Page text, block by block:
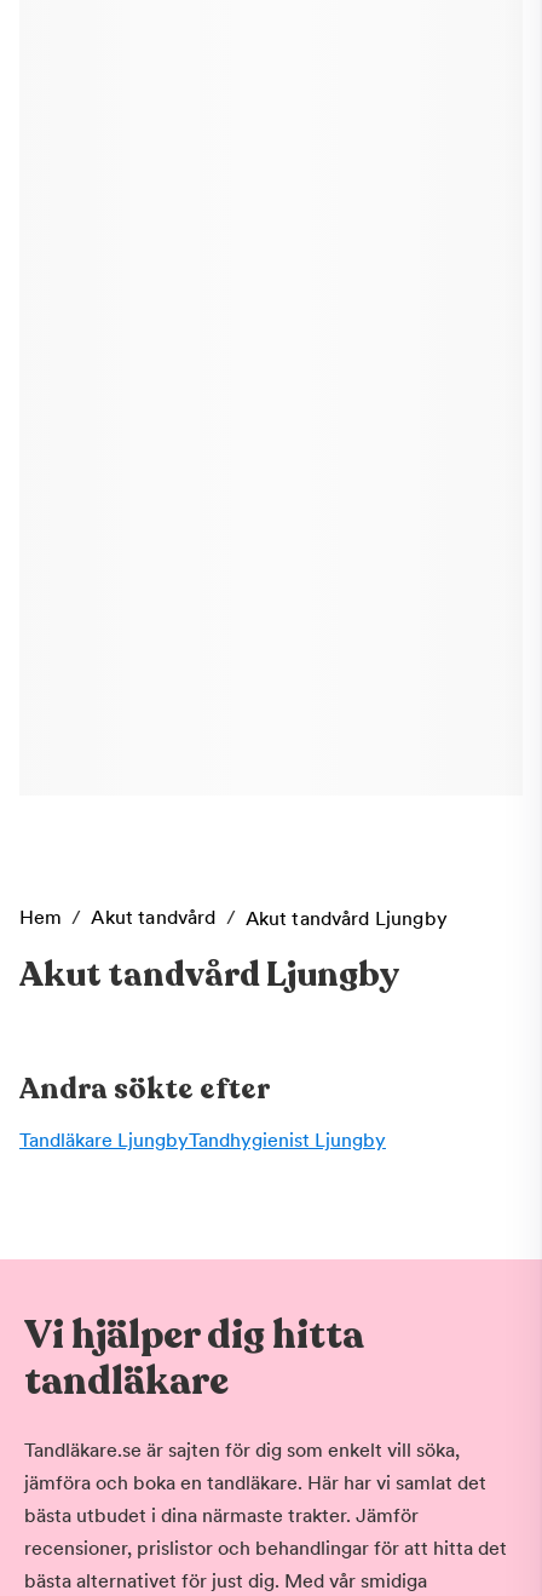
Hem / Akut tandvård / Akut tandvård Ljungby
Akut tandvård Ljungby
Andra sökte efter
Tandläkare LjungbyTandhygienist Ljungby
Vi hjälper dig hitta
tandläkare
Tandläkare.se är sajten för dig som enkelt vill söka,
jämföra och boka en tandläkare. Här har vi samlat det
bästa utbudet i dina närmaste trakter. Jämför
recensioner, prislistor och behandlingar för att hitta det
bästa alternativet för just dig. Med vår smidiga